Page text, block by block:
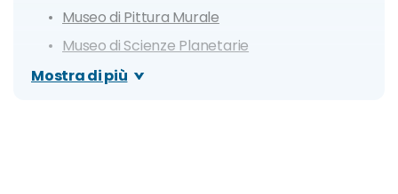
Museo di Pittura Murale
Museo di Scienze Planetarie
Castello dell'Imperatore
Mostra di più